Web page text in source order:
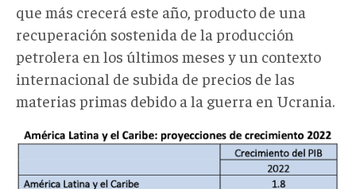
que más crecerá este año, producto de una
recuperación sostenida de la producción
petrolera en los últimos meses y un contexto
internacional de subida de precios de las
materias primas debido a la guerra en Ucrania.
cepal1.png